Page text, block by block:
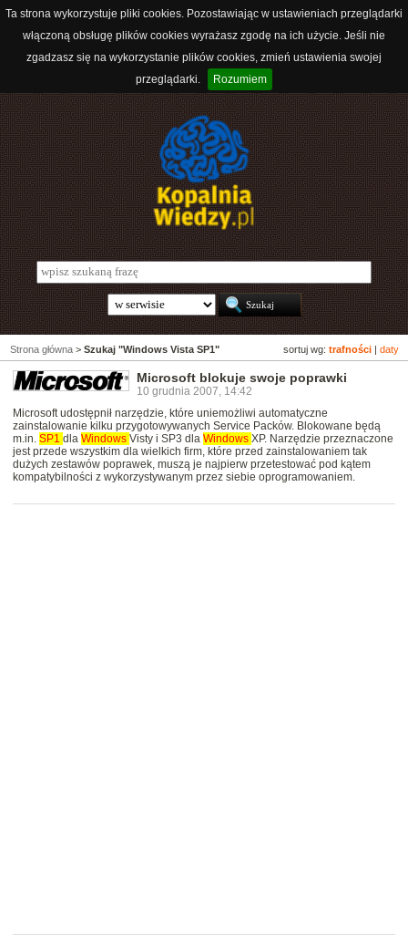
Ta strona wykorzystuje pliki cookies. Pozostawiając w ustawieniach przeglądarki
włączoną obsługę plików cookies wyrażasz zgodę na ich użycie. Jeśli nie
zgadzasz się na wykorzystanie plików cookies, zmień ustawienia swojej
przeglądarki.
Rozumiem
sortuj wg: trafności daty
Strona główna > Szukaj "Windows Vista SP1"
Microsoft blokuje swoje poprawki
10 grudnia 2007, 14:42
Microsoft udostępnił narzędzie, które uniemożliwi automatyczne
zainstalowanie kilku przygotowywanych Service Packów. Blokowane będą
m.in. SP1 dla Windows Visty i SP3 dla Windows XP. Narzędzie przeznaczone
jest przede wszystkim dla wielkich firm, które przed zainstalowaniem tak
dużych zestawów poprawek, muszą je najpierw przetestować pod kątem
kompatybilności z wykorzystywanym przez siebie oprogramowaniem.